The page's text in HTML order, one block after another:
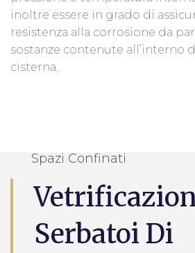
inoltre essere in grado di
resistenza alla corrosione da
sostanze contenute all’interno
cisterna.
Spazi Confinati
Serbatoi Di